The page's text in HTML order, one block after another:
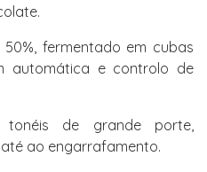
50%, fermentado em cubas
automática e controlo de
tonéis de grande porte,
ao engarrafamento.